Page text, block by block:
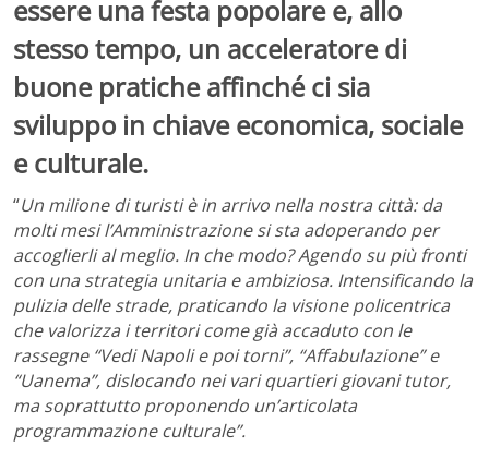
essere una festa popolare e, allo
stesso tempo, un acceleratore di
buone pratiche affinché ci sia
sviluppo in chiave economica, sociale
e culturale.
“Un milione di turisti è in arrivo nella nostra città: da
molti mesi l’Amministrazione si sta adoperando per
accoglierli al meglio. In che modo? Agendo su più fronti
con una strategia unitaria e ambiziosa. Intensificando la
pulizia delle strade, praticando la visione policentrica
che valorizza i territori come già accaduto con le
rassegne “Vedi Napoli e poi torni”, “Affabulazione” e
“Uanema”, dislocando nei vari quartieri giovani tutor,
ma soprattutto proponendo un’articolata
programmazione culturale”.